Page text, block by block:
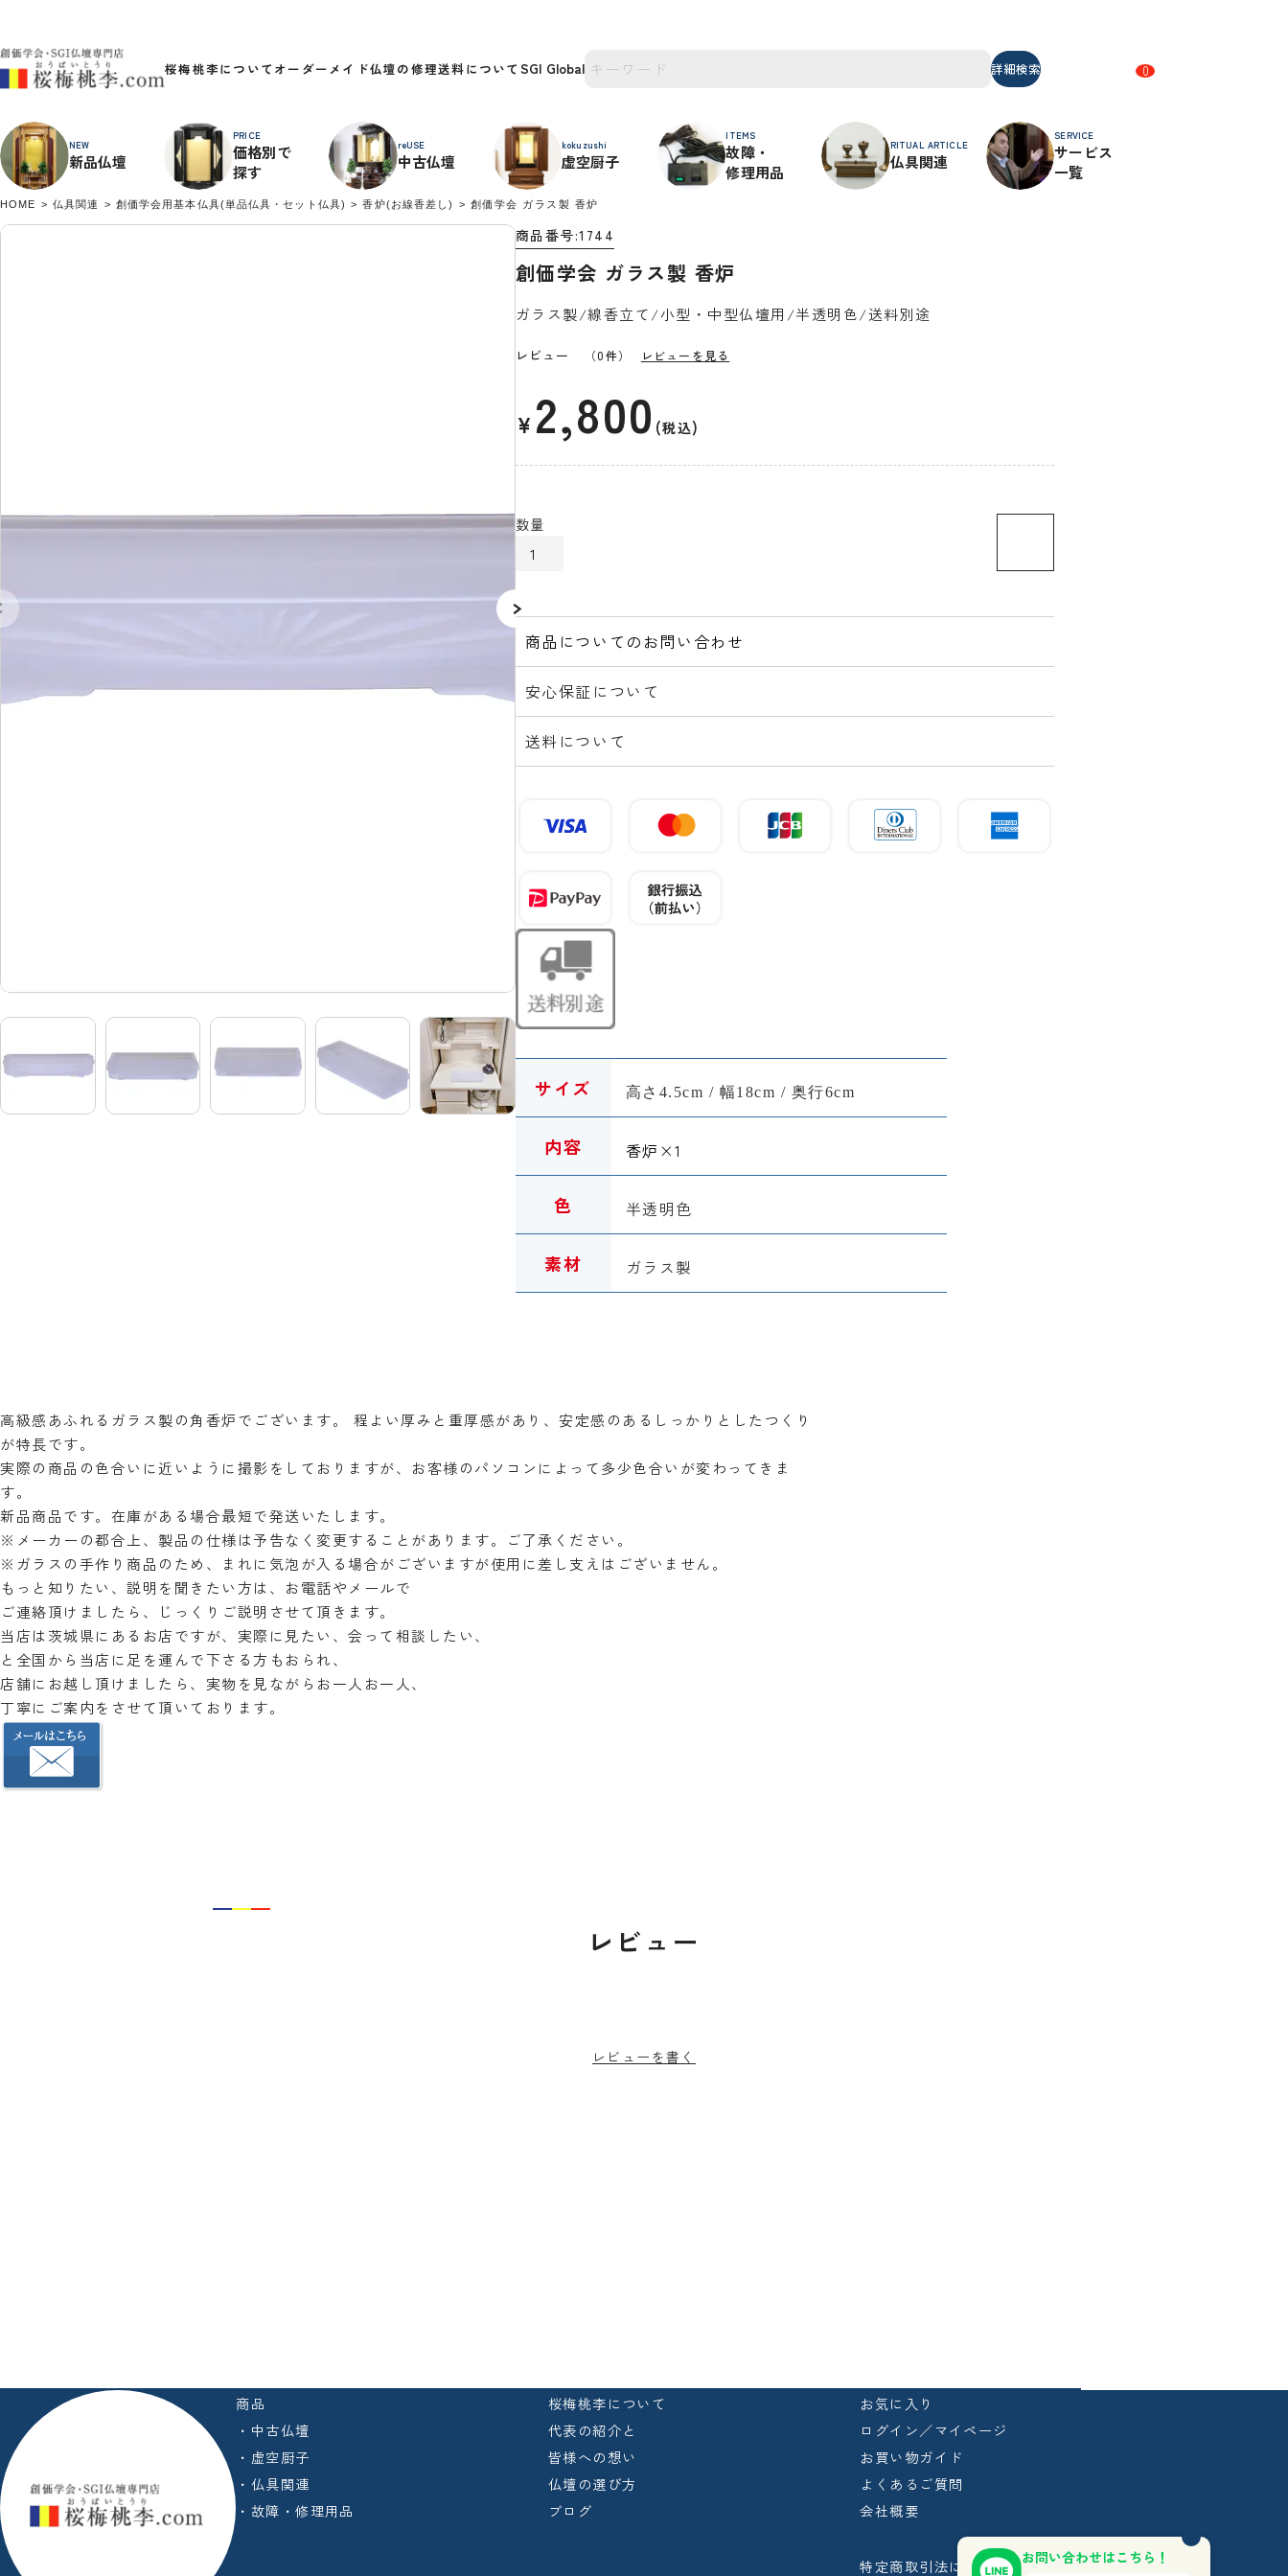
桜梅桃李について オーダーメイド仏壇の修理送料について 詳細検索 0
NEW
新品仏壇
PRICE
価格別で
探す
reUSE
中古仏壇
kokuzushi
虚空厨子
ITEMS
故障・
修理用品
RITUAL ARTICLE
仏具関連
SERVICE
サービス
一覧
HOME 仏具関連 創価学会用基本仏具(単品仏具・セット仏具) 香炉(お線香差し) 創価学会 ガラス製 香炉
商品番号 1744
創価学会 ガラス製 香炉
ガラス製/線香立て/小型・中型仏壇用/半透明色/送料別途
レビュー （0件） レビューを見る
¥ 2,800 税込
商品についてのお問い合わせ
安心保証について
送料について
サイズ 高さ4.5cm / 幅18cm / 奥行6cm
内容 香炉 ×1
色 半透明色
素材 ガラス製
高級感あふれるガラス製の角香炉でございます。 程よい厚みと重厚感があり、安定感のあるしっかりとしたつくり
が特長です。
実際の商品の色合いに近いように撮影をしておりますが、お客様のパソコンによって多少色合いが変わってきま
す。
新品商品です。在庫がある場合最短で発送いたします。
※メーカーの都合上、製品の仕様は予告なく変更することがあります。ご了承ください。
※ガラスの手作り商品のため、まれに気泡が入る場合がございますが使用に差し支えはございません。
もっと知りたい、説明を聞きたい方は、お電話やメールで
ご連絡頂けましたら、じっくりご説明させて頂きます。
当店は茨城県にあるお店ですが、実際に見たい、会って相談したい、
と全国から当店に足を運んで下さる方もおられ、
店舗にお越し頂けましたら、実物を見ながらお一人お一人、
丁寧にご案内をさせて頂いております。
レビュー
レビューを書く
お問い合わせはこちら！
商品
・中古仏壇
・虚空厨子
・仏具関連
・故障・修理用品
桜梅桃李について
代表の紹介と
皆様への想い
仏壇の選び方
ブログ
お気に入り
ログイン／マイページ
お買い物ガイド
よくあるご質問
会社概要
特定商取引法に基づく表記